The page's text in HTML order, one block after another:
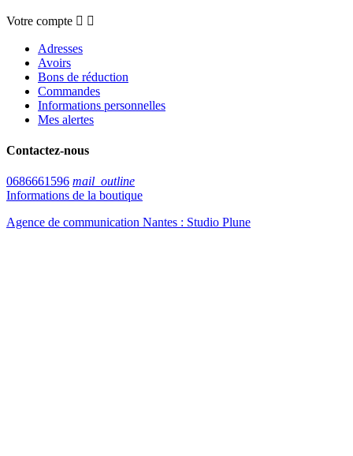
Votre compte  
Adresses
Avoirs
Bons de réduction
Commandes
Informations personnelles
Mes alertes
Contactez-nous
0686661596 mail_outline
Informations de la boutique
Agence de communication Nantes : Studio Plune